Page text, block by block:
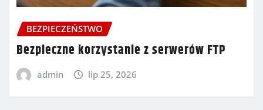
BEZPIECZEŃSTWO
Bezpieczne korzystanie z serwerów FTP
admin lip 25, 2026